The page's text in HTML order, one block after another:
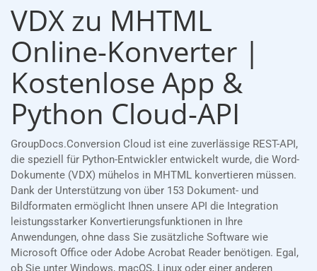
VDX zu MHTML
Online-Konverter |
Kostenlose App &
Python Cloud-API
GroupDocs.Conversion Cloud ist eine zuverlässige REST-API,
die speziell für Python-Entwickler entwickelt wurde, die Word-
Dokumente (VDX) mühelos in MHTML konvertieren müssen.
Dank der Unterstützung von über 153 Dokument- und
Bildformaten ermöglicht Ihnen unsere API die Integration
leistungsstarker Konvertierungsfunktionen in Ihre
Anwendungen, ohne dass Sie zusätzliche Software wie
Microsoft Office oder Adobe Acrobat Reader benötigen. Egal,
ob Sie unter Windows, macOS, Linux oder einer anderen